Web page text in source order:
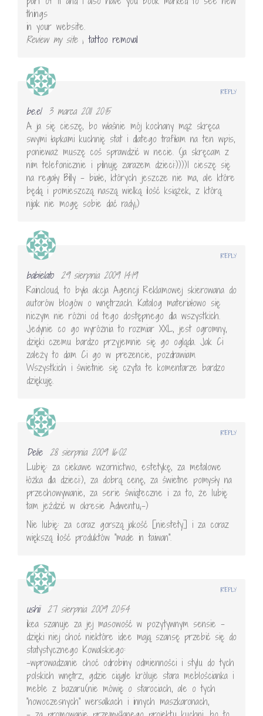
things
in your website.
Review my site;tattoo removal
be.el
3 marca 2011 20:15
A ja się cieszę, bo właśnie mój kochany mąż skręca
swymi łapkami kuchnię stat i dlatego trafiłam na ten wpis,
ponieważ muszę coś sprawdzić w necie. (ja skręcam z
nim telefonicznie i pilnuję zarazem dzieci:))))I cieszę się
na regały Billy – białe, których jeszcze nie ma, ale które
będą i pomieszczą naszą wielką ilość książek, z którą
nijak nie mogę sobie dać rady;)
REPLY
babielato 29 sierpnia 2009 14:19
Raincloud, to była akcja Agencji Reklamowej skierowana do
autorów blogów o wnętrzach. Katalog materiałowo się
niczym nie różni od tego dostępnego dla wszystkich.
Jedynie co go wyróżnia to rozmiar XXL, jest ogromny,
dzięki czemu bardzo przyjemnie się go ogląda. Jak Ci
zależy to dam Ci go w prezencie, pozdrawiam
Wszystkich i świetnie się czyta te komentarze bardzo
dziękuję.
REPLY
Delie 28 sierpnia 2009 16:02
Lubię: za ciekawe wzornictwo, estetykę, za metalowe
łóżka dla dzieci:), za dobrą cenę, za świetne pomysły na
przechowywanie, za serie świąteczne i za to, że lubię
tam jeździć w okresie Adwentu;-)
Nie lubię: za coraz gorszą jakość [niestety] i za coraz
większą ilość produktów "made in taiwan".
REPLY
ushii 27 sierpnia 2009 20:54
ikea szanuje za jej masowość w pozytywnym sensie –
dzięki niej choć niektóre idee mają szansę przebić się do
statystycznego Kowalskiego:
-wprowadzanie choć odrobiny odmienności i stylu do tych
polskich wnętrz, gdzie ciągle króluje stara meblościanka i
meble z bazaru(nie mówię o starociach, ale o tych
"nowoczesnych" wersalkach i innych maszkaronach,
REPLY